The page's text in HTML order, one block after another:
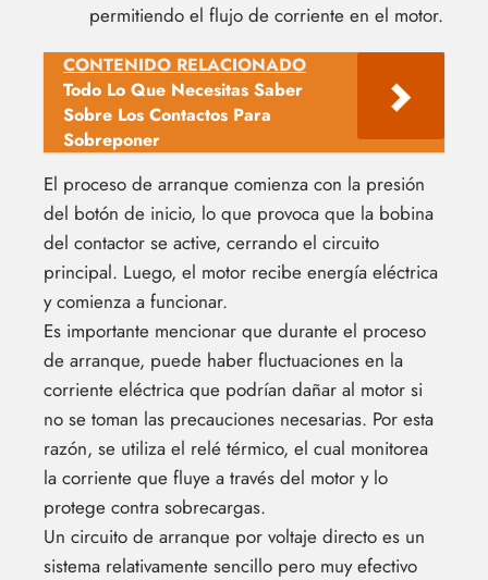
permitiendo el flujo de corriente en el motor.
CONTENIDO RELACIONADO
Todo Lo Que Necesitas Saber
Sobre Los Contactos Para
Sobreponer
El proceso de arranque comienza con la presión
del botón de inicio, lo que provoca que la bobina
del contactor se active, cerrando el circuito
principal. Luego, el motor recibe energía eléctrica
y comienza a funcionar.
Es importante mencionar que durante el proceso
de arranque, puede haber fluctuaciones en la
corriente eléctrica que podrían dañar al motor si
no se toman las precauciones necesarias. Por esta
razón, se utiliza el relé térmico, el cual monitorea
la corriente que fluye a través del motor y lo
protege contra sobrecargas.
Un circuito de arranque por voltaje directo es un
sistema relativamente sencillo pero muy efectivo